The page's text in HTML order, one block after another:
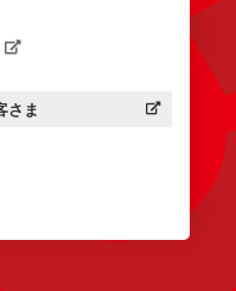
イズ：
さま
ィンドウを開きます）